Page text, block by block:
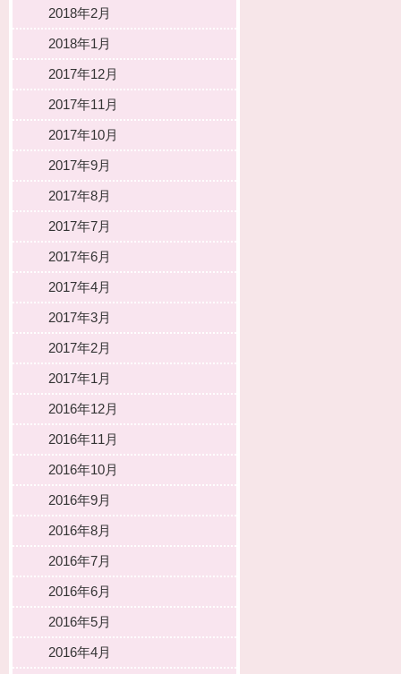
2018年2月
2018年1月
2017年12月
2017年11月
2017年10月
2017年9月
2017年8月
2017年7月
2017年6月
2017年4月
2017年3月
2017年2月
2017年1月
2016年12月
2016年11月
2016年10月
2016年9月
2016年8月
2016年7月
2016年6月
2016年5月
2016年4月